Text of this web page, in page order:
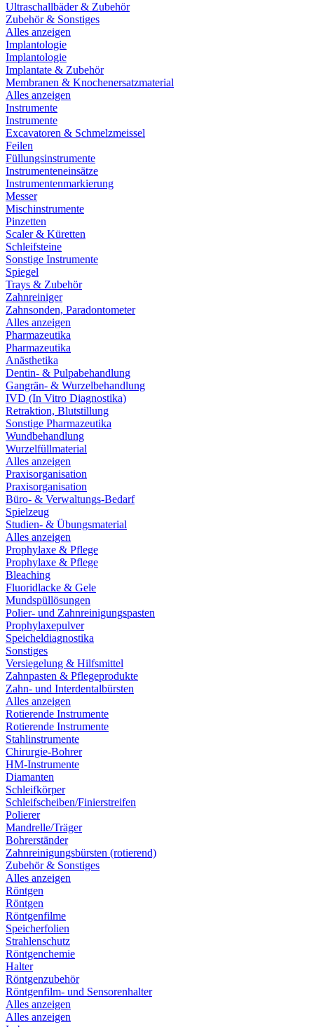
Ultraschallbäder & Zubehör
Zubehör & Sonstiges
Alles anzeigen
Implantologie
Implantologie
Implantate & Zubehör
Membranen & Knochenersatzmaterial
Alles anzeigen
Instrumente
Instrumente
Excavatoren & Schmelzmeissel
Feilen
Füllungsinstrumente
Instrumenteneinsätze
Instrumentenmarkierung
Messer
Mischinstrumente
Pinzetten
Scaler & Küretten
Schleifsteine
Sonstige Instrumente
Spiegel
Trays & Zubehör
Zahnreiniger
Zahnsonden, Paradontometer
Alles anzeigen
Pharmazeutika
Pharmazeutika
Anästhetika
Dentin- & Pulpabehandlung
Gangrän- & Wurzelbehandlung
IVD (In Vitro Diagnostika)
Retraktion, Blutstillung
Sonstige Pharmazeutika
Wundbehandlung
Wurzelfüllmaterial
Alles anzeigen
Praxisorganisation
Praxisorganisation
Büro- & Verwaltungs-Bedarf
Spielzeug
Studien- & Übungsmaterial
Alles anzeigen
Prophylaxe & Pflege
Prophylaxe & Pflege
Bleaching
Fluoridlacke & Gele
Mundspüllösungen
Polier- und Zahnreinigungspasten
Prophylaxepulver
Speicheldiagnostika
Sonstiges
Versiegelung & Hilfsmittel
Zahnpasten & Pflegeprodukte
Zahn- und Interdentalbürsten
Alles anzeigen
Rotierende Instrumente
Rotierende Instrumente
Stahlinstrumente
Chirurgie-Bohrer
HM-Instrumente
Diamanten
Schleifkörper
Schleifscheiben/Finierstreifen
Polierer
Mandrelle/Träger
Bohrerständer
Zahnreinigungsbürsten (rotierend)
Zubehör & Sonstiges
Alles anzeigen
Röntgen
Röntgen
Röntgenfilme
Speicherfolien
Strahlenschutz
Röntgenchemie
Halter
Röntgenzubehör
Röntgenfilm- und Sensorenhalter
Alles anzeigen
Alles anzeigen